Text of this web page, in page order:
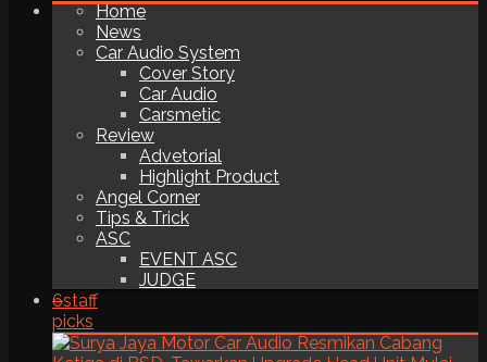
Home
News
Car Audio System
Cover Story
Car Audio
Carsmetic
Review
Advetorial
Highlight Product
Angel Corner
Tips & Trick
ASC
EVENT ASC
JUDGE
6staff
picks